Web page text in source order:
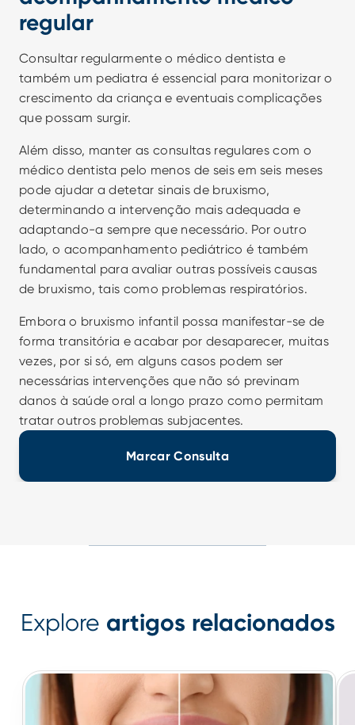
regular
Consultar regularmente o médico dentista e
também um pediatra é essencial para monitorizar o
crescimento da criança e eventuais complicações
que possam surgir.
Além disso, manter as consultas regulares com o
médico dentista pelo menos de seis em seis meses
pode ajudar a detetar sinais de bruxismo,
determinando a intervenção mais adequada e
adaptando-a sempre que necessário. Por outro
lado, o acompanhamento pediátrico é também
fundamental para avaliar outras possíveis causas
de bruxismo, tais como problemas respiratórios.
Embora o bruxismo infantil possa manifestar-se de
forma transitória e acabar por desaparecer, muitas
vezes, por si só, em alguns casos podem ser
necessárias intervenções que não só previnam
danos à saúde oral a longo prazo como permitam
tratar outros problemas subjacentes.
Marcar Consulta
Explore artigos relacionados